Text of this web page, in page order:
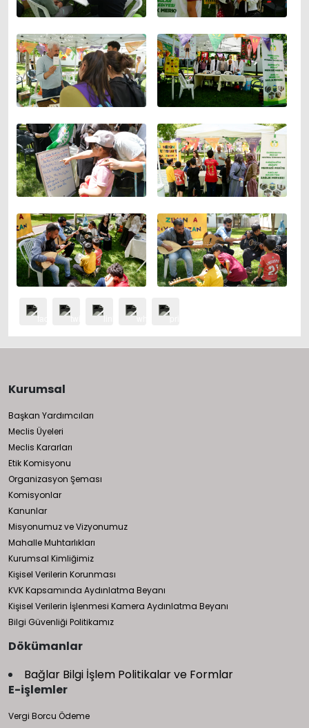
Kurumsal
Başkan Yardımcıları
Meclis Üyeleri
Meclis Kararları
Etik Komisyonu
Organizasyon Şeması
Komisyonlar
Kanunlar
Misyonumuz ve Vizyonumuz
Mahalle Muhtarlıkları
Kurumsal Kimliğimiz
Kişisel Verilerin Korunması
KVK Kapsamında Aydınlatma Beyanı
Kişisel Verilerin İşlenmesi Kamera Aydınlatma Beyanı
Bilgi Güvenliği Politikamız
Dökümanlar
Bağlar Bilgi İşlem Politikalar ve Formlar
E-işlemler
Vergi Borcu Ödeme